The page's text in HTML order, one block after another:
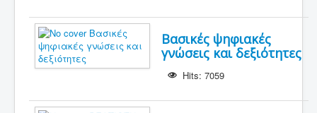
Βασικές ψηφιακές
γνώσεις και δεξιότητες
Hits: 7059